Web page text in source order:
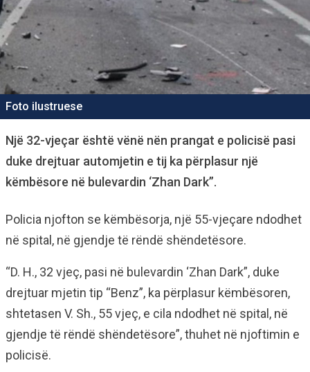
Foto ilustruese
Një 32-vjeçar është vënë nën prangat e policisë pasi
duke drejtuar automjetin e tij ka përplasur një
këmbësore në bulevardin ‘Zhan Dark”.
Policia njofton se këmbësorja, një 55-vjeçare ndodhet
në spital, në gjendje të rëndë shëndetësore.
“D. H., 32 vjeç, pasi në bulevardin ‘Zhan Dark”, duke
drejtuar mjetin tip “Benz”, ka përplasur këmbësoren,
shtetasen V. Sh., 55 vjeç, e cila ndodhet në spital, në
gjendje të rëndë shëndetësore”, thuhet në njoftimin e
policisë.